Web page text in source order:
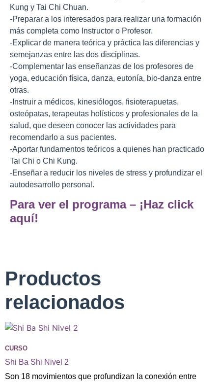
Kung y Tai Chi Chuan.
-Preparar a los interesados para realizar una formación
más completa como Instructor o Profesor.
-Explicar de manera teórica y práctica las diferencias y
semejanzas entre las dos disciplinas.
-Complementar las enseñanzas de los profesores de
yoga, educación física, danza, eutonía, bio-danza entre
otras.
-Instruir a médicos, kinesiólogos, fisioterapuetas,
osteópatas, terapeutas holísticos y profesionales de la
salud, que deseen conocer las actividades para
recomendarlo a sus pacientes.
-Aportar fundamentos teóricos a quienes han practicado
Tai Chi o Chi Kung.
-Enseñar a reducir los niveles de stress y profundizar el
autodesarrollo personal.
Para ver el programa – ¡Haz click
aquí!
Productos
relacionados
CURSO
Shi Ba Shi Nivel 2
Son 18 movimientos que profundizan la conexión entre